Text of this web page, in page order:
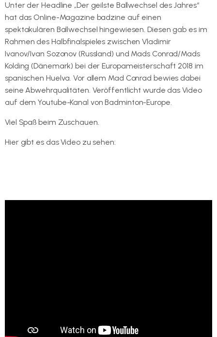
Unter der Headline „Der geilste Ballwechsel des Jahres“
hat das Online-Magazine badzine auf einen
spektakulären Ballwechsel hingewiesen. Diesen gab es im
Rahmen des Halbfinalspieles zwischen Vladimir
Ivanov/Ivan Sozonov (Russland) und Mads Conrad/Mads
Kolding (Dänemark) bei der Europameisterschaft 2018 im
spanischen Huelva. Vor allem Mad Conrad bewies dabei
seine Abwehrqualitäten. Veröffentlicht wurde das Video
auf dem Youtube-Kanal von Badminton-Europe.
Viel Spaß beim Zuschauen.
Hier gibt es das Video zu sehen: